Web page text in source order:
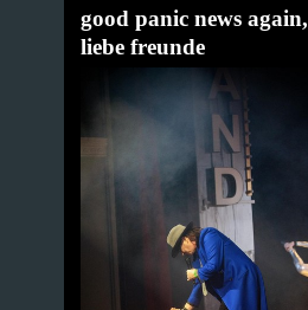
good panic news again,
liebe freunde